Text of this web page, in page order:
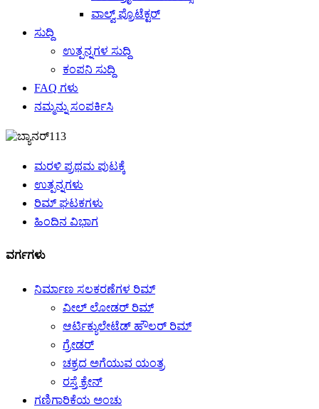
ವಾಲ್ವ್ ಪ್ರೊಟೆಕ್ಟರ್
ಸುದ್ದಿ
ಉತ್ಪನ್ನಗಳ ಸುದ್ದಿ
ಕಂಪನಿ ಸುದ್ದಿ
FAQ ಗಳು
ನಮ್ಮನ್ನು ಸಂಪರ್ಕಿಸಿ
ಮರಳಿ ಪ್ರಥಮ ಪುಟಕ್ಕೆ
ಉತ್ಪನ್ನಗಳು
ರಿಮ್ ಘಟಕಗಳು
ಹಿಂದಿನ ವಿಭಾಗ
ವರ್ಗಗಳು
ನಿರ್ಮಾಣ ಸಲಕರಣೆಗಳ ರಿಮ್
ವೀಲ್ ಲೋಡರ್ ರಿಮ್
ಆರ್ಟಿಕ್ಯುಲೇಟೆಡ್ ಹೌಲರ್ ರಿಮ್
ಗ್ರೇಡರ್
ಚಕ್ರದ ಅಗೆಯುವ ಯಂತ್ರ
ರಸ್ತೆ ಕ್ರೇನ್
ಗಣಿಗಾರಿಕೆಯ ಅಂಚು